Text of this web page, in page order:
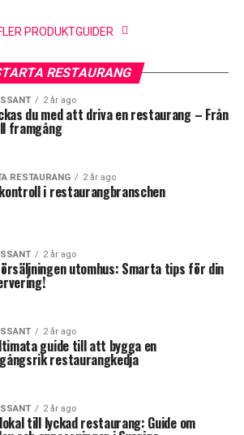
PRODUKTGUIDER
RESTAURANG
2 år ago
du med att driva en restaurang – Från
framgång
RESTAURANG 2 år ago
i restaurangbranschen
2 år ago
utomhus: Smarta tips för din
2 år ago
guide till att bygga en
restaurangkedja
2 år ago
till lyckad restaurang: Guide om